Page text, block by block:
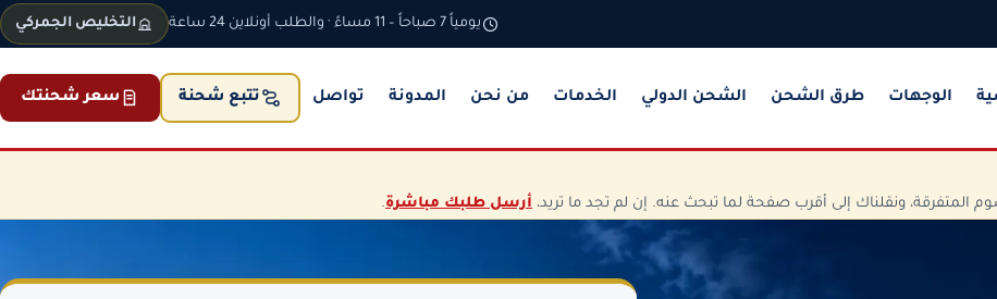
يومياً 7 صباحاً – 11 مساءً · والطلب أونلاين 24 ساعة التخليص الجمركي
الوجهات طرق الشحن الشحن الدولي الخدمات من نحن المدونة تواصل تتبع شحنة سعر شحنتك
ونقلناك إلى أقرب صفحة لما تبحث عنه. إن لم تجد ما تريد، أرسل طلبك مباشرة.